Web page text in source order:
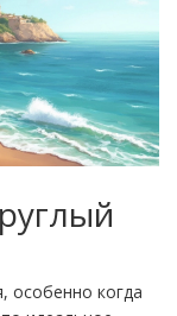
особенно когда